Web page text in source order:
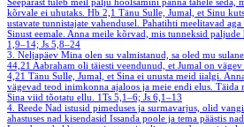
kõrvale ei uhutaks. Hb 2,1 Tänu Sulle, Jumal, et Sinu
ustavate tunnistajate vahendusel. Pahatihti meelitavad
Sinust eemale. Anna meile kõrvad, mis tunneksid paljude
1,9–14; Js 5,8–24
3. Neljapäev Mina olen su valmistanud, sa oled mu
44,21 Aabraham oli täiesti veendunud, et Jumal on
4,21 Tänu Sulle, Jumal, et Sina ei unusta meid iialgi.
vägevad teod inimkonna ajaloos ja meie endi elus. Täida
Sina viid tõotatu ellu. 1Ts 5,1–6; Js 6,1–13
4. Reede Nad istusid pimeduses ja surmavarjus, olid
ahastuses nad kisendasid Issanda poole ja tema päästis